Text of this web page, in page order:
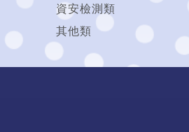
資安檢測類
其他類